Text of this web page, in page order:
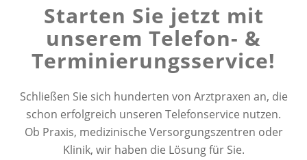
Starten Sie jetzt mit
unserem Telefon- &
Terminierungsservice!
Schließen Sie sich hunderten von Arztpraxen an, die
schon erfolgreich unseren Telefonservice nutzen.
Ob Praxis, medizinische Versorgungszentren oder
Klinik, wir haben die Lösung für Sie.